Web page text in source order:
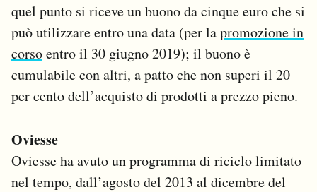
quel punto si riceve un buono da cinque euro che si
può utilizzare entro una data (per lapromozione in
corsoentro il 30 giugno 2019); il buono è
cumulabile con altri, a patto che non superi il 20
per cento dell’acquisto di prodotti a prezzo pieno.
Oviesse
Oviesse ha avuto un programma di riciclo limitato
nel tempo, dall’agosto del 2013 al dicembre del